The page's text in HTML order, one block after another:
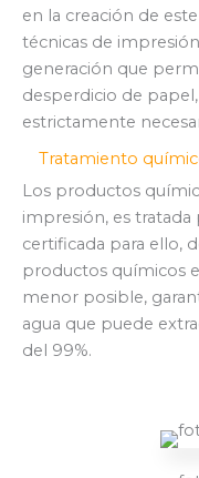
en la creación de
técnicas de
generación que
desperdicio de
estrictamente
Tratamiento
Los productos
impresión, es tratada
certificada para ello,
productos químicos
menor posible,
agua que puede
del 99%.